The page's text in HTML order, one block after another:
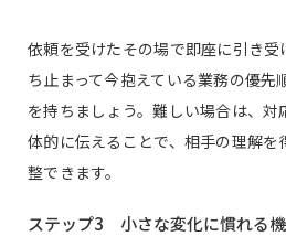
依頼を受けたその場で即座に引き
ち止まって今抱えている業務の優
を持ちましょう。難しい場合は、
体的に伝えることで、相手の理解
整できます。
ステップ3 小さな変化に慣れる